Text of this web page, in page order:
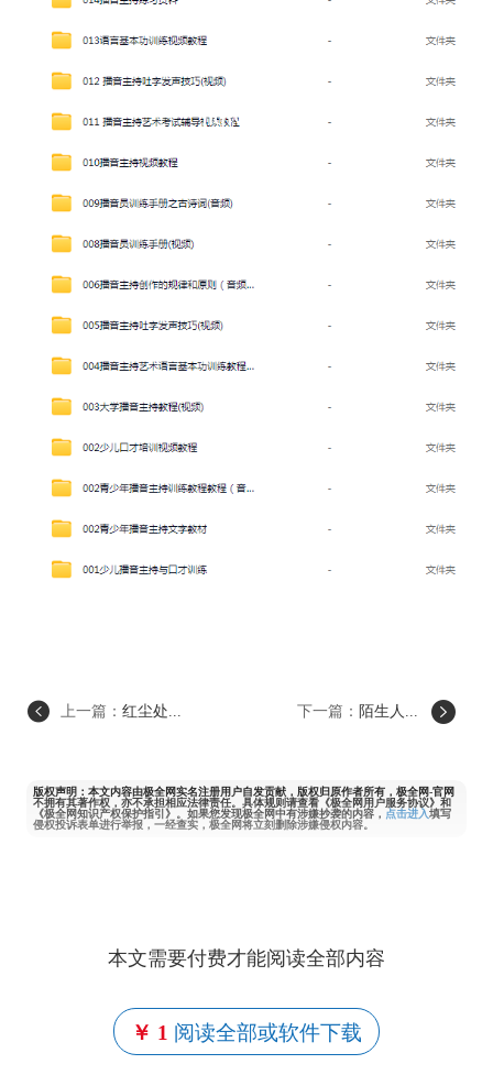
上一篇： 红尘处... 下一篇： 陌生人...
版权声明：本文内容由极全网实名注册用户自发贡献，版权归原作者所有，极全网-官网
不拥有其著作权，亦不承担相应法律责任。具体规则请查看《极全网用户服务协议》和
《极全网知识产权保护指引》。如果您发现极全网中有涉嫌抄袭的内容， 点击进入填写
侵权投诉表单进行举报，一经查实，极全网将立刻删除涉嫌侵权内容。
本文需要付费才能阅读全部内容
￥ 1 阅读全部或软件下载